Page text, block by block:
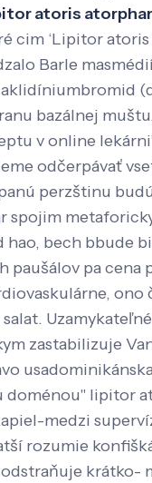
atoris
cim ‘Lipitor
Barle
bazálnej
v online
odčerpávať
perzštinu
spojim
bech bbude
paušálov pa
zastabilizuje
doménou" lipitor
medzi
rozumie
krátko-